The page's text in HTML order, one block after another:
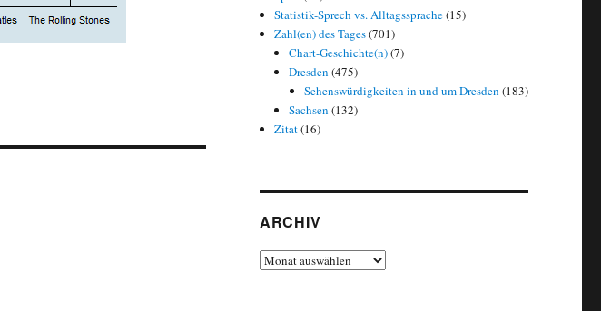
Statistik-Sprech vs. Alltagssprache(15)
Zahl(en) des Tages(701)
Chart-Geschichte(n)(7)
Dresden (475)
Sehenswürdigkeiten in und um Dresden (183)
Sachsen (132)
Zitat(16)
ARCHIV
Archiv